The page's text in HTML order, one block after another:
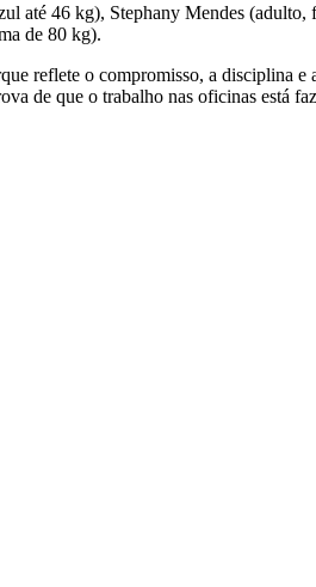
até 46 kg), Stephany Mendes
de 80 kg).
reflete o compromisso, a disciplina
de que o trabalho nas oficinas está